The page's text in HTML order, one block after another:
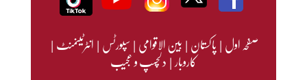
صفحہ اول|پاکستان|بین الاقوامی|سپورٹس|انٹرٹینمنٹ|
کاروبار|دلچسپ و عجیب